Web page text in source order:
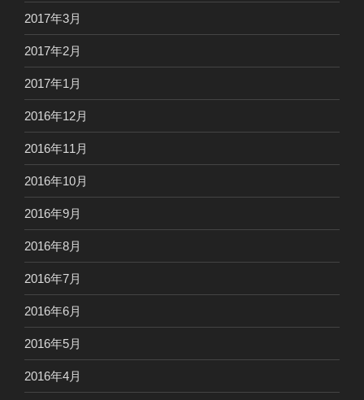
2017年3月
2017年2月
2017年1月
2016年12月
2016年11月
2016年10月
2016年9月
2016年8月
2016年7月
2016年6月
2016年5月
2016年4月